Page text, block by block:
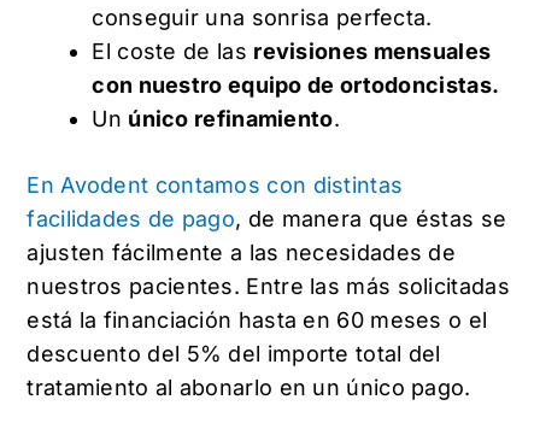
conseguir una sonrisa perfecta.
El coste de las revisiones mensuales
con nuestro equipo de ortodoncistas.
Un único refinamiento.
En Avodent contamos con distintas
facilidades de pago, de manera que éstas se
ajusten fácilmente a las necesidades de
nuestros pacientes. Entre las más solicitadas
está la financiación hasta en 60 meses o el
descuento del 5% del importe total del
tratamiento al abonarlo en un único pago.